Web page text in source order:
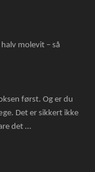
molevit – så
først. Og er du
Det er sikkert ikke
det …